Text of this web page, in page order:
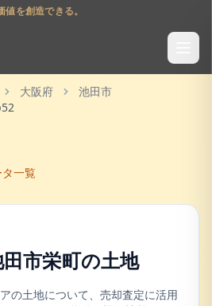
を創造できる。
大阪府
池田市
一覧
市栄町の土地
の土地について、売却査定に活用